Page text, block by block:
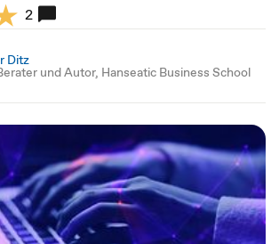
2
Ditz
und Autor, Hanseatic Business School